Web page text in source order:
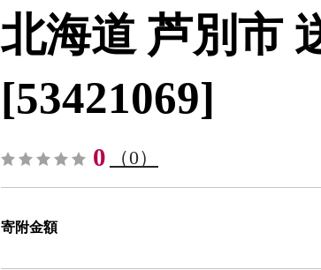
北海道 芦別市
[53421069]
0 （0）
寄附金額